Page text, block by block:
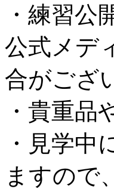
・練習公
公式メデ
合がござ
・貴重品
・見学
ますので